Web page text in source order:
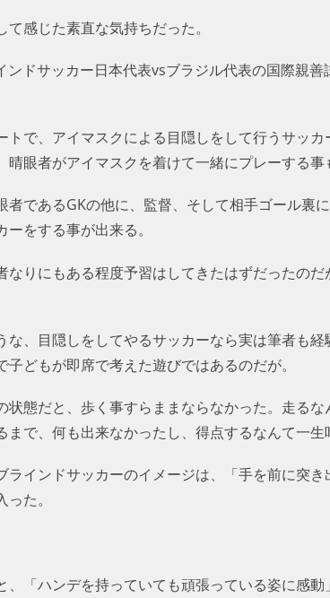
感じた素直な気持ちだった。
ドサッカー日本代表vsブラジル代表の国際親善
で、アイマスクによる目隠しをして行うサッ
眼者がアイマスクを着けて一緒にプレーする事
であるGKの他に、監督、そして相手ゴール裏
をする事が出来る。
りにもある程度予習はしてきたはずだったの
、目隠しをしてやるサッカーなら実は筆者も
どもが即席で考えた遊びではあるのだが。
態だと、歩く事すらままならなかった。走る
で、何も出来なかったし、得点するなんて一生
インドサッカーのイメージは、「手を前に突
た。
「ハンデを持っていても頑張っている姿に感